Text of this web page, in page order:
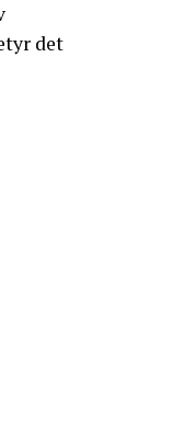
det